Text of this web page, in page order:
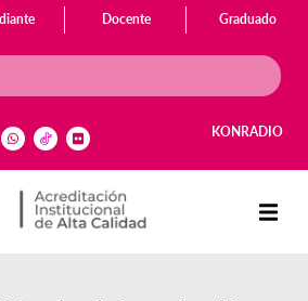
Docente Graduado
KONRADIO